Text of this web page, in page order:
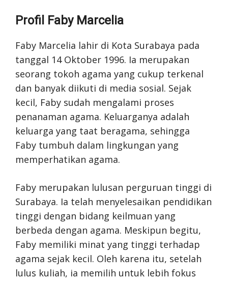
Profil Faby Marcelia
Faby Marcelia lahir di Kota Surabaya pada
tanggal 14 Oktober 1996. Ia merupakan
seorang tokoh agama yang cukup terkenal
dan banyak diikuti di media sosial. Sejak
kecil, Faby sudah mengalami proses
penanaman agama. Keluarganya adalah
keluarga yang taat beragama, sehingga
Faby tumbuh dalam lingkungan yang
memperhatikan agama.
Faby merupakan lulusan perguruan tinggi di
Surabaya. Ia telah menyelesaikan pendidikan
tinggi dengan bidang keilmuan yang
berbeda dengan agama. Meskipun begitu,
Faby memiliki minat yang tinggi terhadap
agama sejak kecil. Oleh karena itu, setelah
lulus kuliah, ia memilih untuk lebih fokus